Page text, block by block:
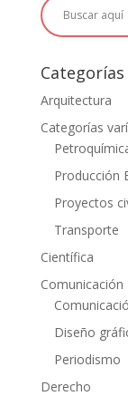
Categorías
Arquitectura
Categorías
Producción
Proyectos
Transporte
Científica
Comunicación
Diseño
Periodismo
Derecho